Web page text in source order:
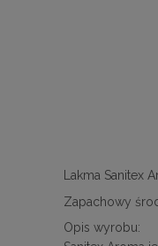
Lakma Sanitex
Zapachowy
Opis wyrobu: